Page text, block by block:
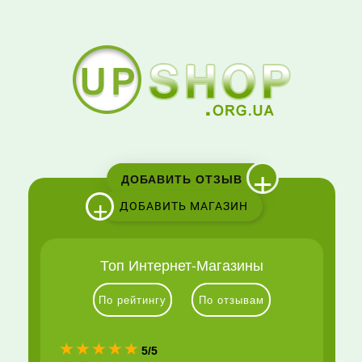
ДОБАВИТЬ ОТЗЫВ +
+ ДОБАВИТЬ МАГАЗИН
Топ Интернет-Магазины
По рейтингу По отзывам
(*)(*) (*) (*) (*) 5/5